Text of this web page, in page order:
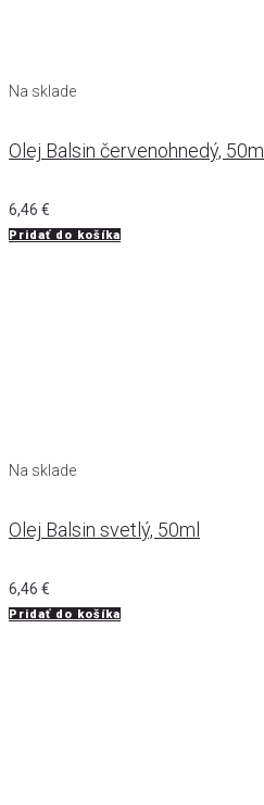
Na sklade
Olej Balsin červenohnedý, 50ml
6,46 €
Pridať do košíka
Na sklade
Olej Balsin svetlý, 50ml
6,46 €
Pridať do košíka